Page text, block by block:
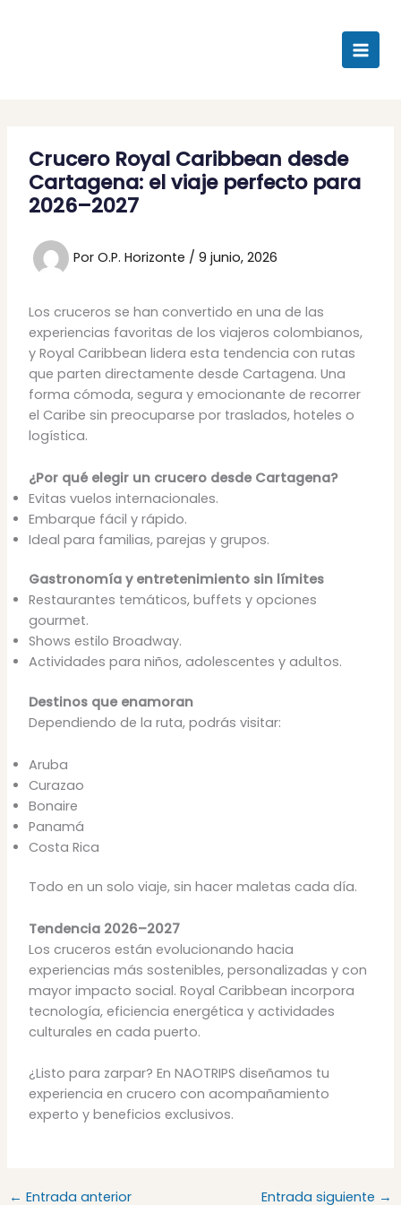
Crucero Royal Caribbean desde
Cartagena: el viaje perfecto para
2026–2027
Por O.P. Horizonte / 9 junio, 2026
Los cruceros se han convertido en una de las
experiencias favoritas de los viajeros colombianos,
y Royal Caribbean lidera esta tendencia con rutas
que parten directamente desde Cartagena. Una
forma cómoda, segura y emocionante de recorrer
el Caribe sin preocuparse por traslados, hoteles o
logística.
¿Por qué elegir un crucero desde Cartagena?
Evitas vuelos internacionales.
Embarque fácil y rápido.
Ideal para familias, parejas y grupos.
Gastronomía y entretenimiento sin límites
Restaurantes temáticos, buffets y opciones
gourmet.
Shows estilo Broadway.
Actividades para niños, adolescentes y adultos.
Destinos que enamoran
Dependiendo de la ruta, podrás visitar:
Aruba
Curazao
Bonaire
Panamá
Costa Rica
Todo en un solo viaje, sin hacer maletas cada día.
Tendencia 2026–2027
Los cruceros están evolucionando hacia
experiencias más sostenibles, personalizadas y con
mayor impacto social. Royal Caribbean incorpora
tecnología, eficiencia energética y actividades
culturales en cada puerto.
¿Listo para zarpar? En NAOTRIPS diseñamos tu
experiencia en crucero con acompañamiento
experto y beneficios exclusivos.
← Entrada anterior Entrada siguiente →